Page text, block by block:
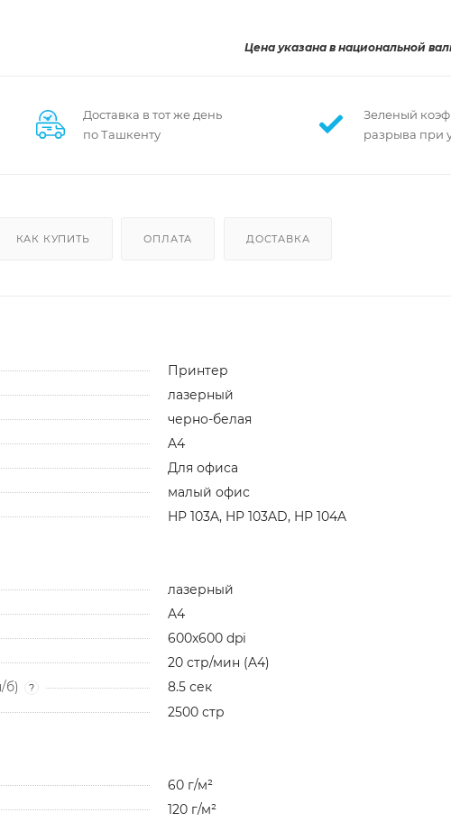
Цена указана в национальной
Доставка в тот же день
по Ташкенту
Зеленый
разрыва при
КАК КУПИТЬ ОПЛАТА ДОСТАВКА
Принтер
лазерный
черно-белая
A4
Для офиса
малый офис
HP 103A, HP 103AD, HP 104A
лазерный
A4
600x600 dpi
20 стр/мин (A4)
б)
?
8.5 сек
2500 стр
60 г/м²
120 г/м²